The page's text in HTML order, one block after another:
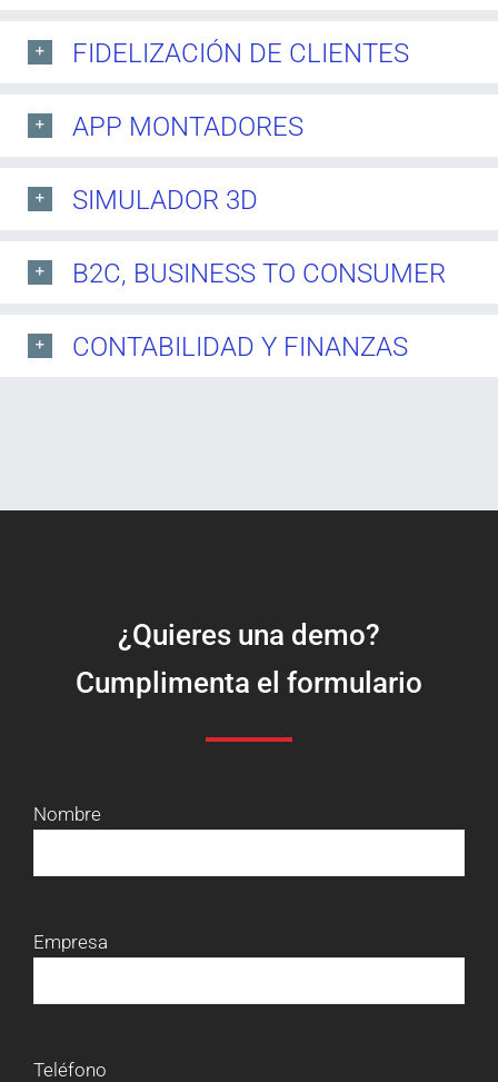
FIDELIZACIÓN DE CLIENTES
APP MONTADORES
SIMULADOR 3D
B2C, BUSINESS TO CONSUMER
CONTABILIDAD Y FINANZAS
¿Quieres una demo?
Cumplimenta el formulario
Nombre
Empresa
Teléfono